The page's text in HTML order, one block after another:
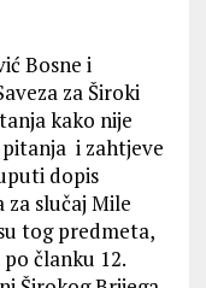
Bosne i
za Široki
kako nije
i zahtjeve
dopis
slučaj Mile
tog predmeta,
članku 12.